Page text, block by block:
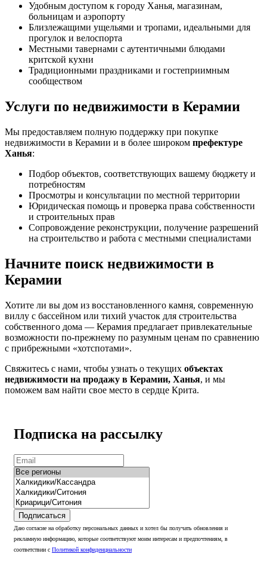
Удобным доступом к городу Ханья, магазинам,
больницам и аэропорту
Близлежащими ущельями и тропами, идеальными для
прогулок и велоспорта
Местными тавернами с аутентичными блюдами
критской кухни
Традиционными праздниками и гостеприимным
сообществом
Услуги по недвижимости в Керамии
Мы предоставляем полную поддержку при покупке
недвижимости в Керамии и в более широком префектуре
Ханья:
Подбор объектов, соответствующих вашему бюджету и
потребностям
Просмотры и консультации по местной территории
Юридическая помощь и проверка права собственности
и строительных прав
Сопровождение реконструкции, получение разрешений
на строительство и работа с местными специалистами
Начните поиск недвижимости в
Керамии
Хотите ли вы дом из восстановленного камня, современную
виллу с бассейном или тихий участок для строительства
собственного дома — Керамия предлагает привлекательные
возможности по-прежнему по разумным ценам по сравнению
с прибрежными «хотспотами».
Свяжитесь с нами, чтобы узнать о текущих объектах
недвижимости на продажу в Керамии, Ханья, и мы
поможем вам найти свое место в сердце Крита.
Подписка на рассылку
Подписаться
Даю согласие на обработку персональных данных и хотел бы получать обновления и
рекламную информацию, которые соответствуют моим интересам и предпочтениям, в
соответствии с Политикой конфиденциальности